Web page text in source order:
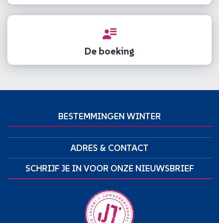
De boeking
BESTEMMINGEN WINTER
ADRES & CONTACT
SCHRIJF JE IN VOOR ONZE NIEUWSBRIEF